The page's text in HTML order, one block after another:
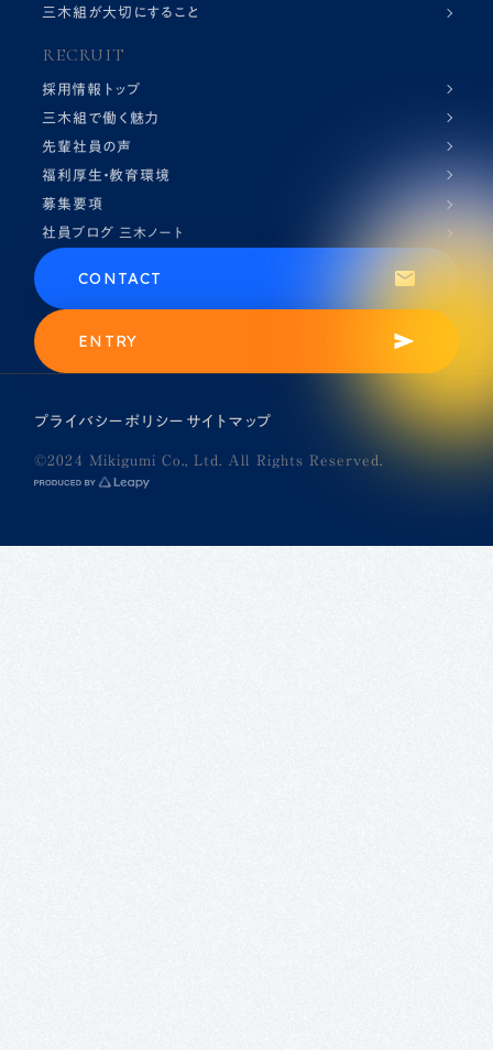
三木組が大切にすること
RECRUIT
採用情報トップ
三木組で働く魅力
先輩社員の声
福利厚生・教育環境
募集要項
社員ブログ 三木ノート
CONTACT
ENTRY
プライバシーポリシー サイトマップ
©2024 Mikigumi Co., Ltd. All Rights Reserved.